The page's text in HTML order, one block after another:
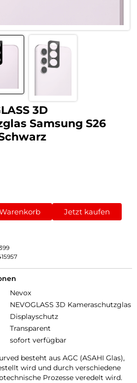
3D
Samsung S26
Jetzt kaufen
Nevox
NEVOGLASS 3D Kameraschutzglas
Displayschutz
Transparent
sofort verfügbar
besteht aus AGC (ASAHI Glas),
wird und durch verschiedene
Prozesse veredelt wird.